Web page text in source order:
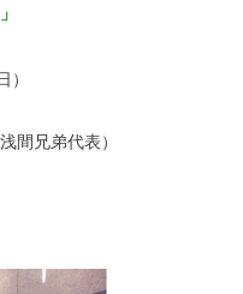
間兄弟代表）